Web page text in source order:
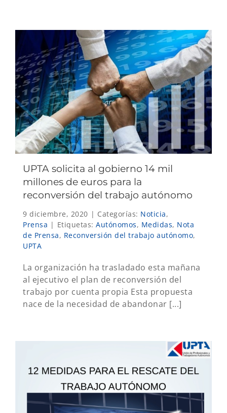
UPTA solicita al gobierno 14 mil
millones de euros para la
reconversión del trabajo autónomo
9 diciembre, 2020 | Categorías: Noticia,
Prensa | Etiquetas: Autónomos, Medidas, Nota
de Prensa, Reconversión del trabajo autónomo,
UPTA
La organización ha trasladado esta mañana
al ejecutivo el plan de reconversión del
trabajo por cuenta propia Esta propuesta
nace de la necesidad de abandonar [...]